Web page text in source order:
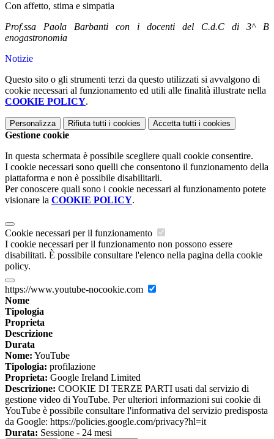
Con affetto, stima e simpatia
Prof.ssa Paola Barbanti con i docenti del C.d.C di 3^ B
enogastronomia
Notizie
Questo sito o gli strumenti terzi da questo utilizzati si avvalgono di
cookie necessari al funzionamento ed utili alle finalità illustrate nella
COOKIE POLICY.
Personalizza Rifiuta tutti i cookies Accetta tutti i cookies
Gestione cookie
In questa schermata è possibile scegliere quali cookie consentire.
I cookie necessari sono quelli che consentono il funzionamento della
piattaforma e non è possibile disabilitarli.
Per conoscere quali sono i cookie necessari al funzionamento potete
visionare la COOKIE POLICY.
Cookie necessari per il funzionamento
I cookie necessari per il funzionamento non possono essere
disabilitati. È possibile consultare l'elenco nella pagina della cookie
policy.
https://www.youtube-nocookie.com
Nome
Tipologia
Proprieta
Descrizione
Durata
Nome: YouTube
Tipologia: profilazione
Proprieta: Google Ireland Limited
Descrizione: COOKIE DI TERZE PARTI usati dal servizio di
gestione video di YouTube. Per ulteriori informazioni sui cookie di
YouTube è possibile consultare l'informativa del servizio predisposta
da Google: https://policies.google.com/privacy?hl=it
Durata: Sessione - 24 mesi